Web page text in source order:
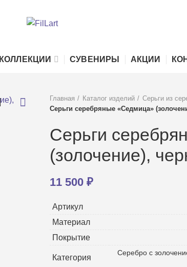
КОЛЛЕКЦИИ СУВЕНИРЫ АКЦИИ
Главная Каталог изделий Серьги из
Серьги серебряные «Седмица»
Серьги
(золочение),
11 500 ₽
Артикул
Материал
Покрытие
Категория
Cеребро с